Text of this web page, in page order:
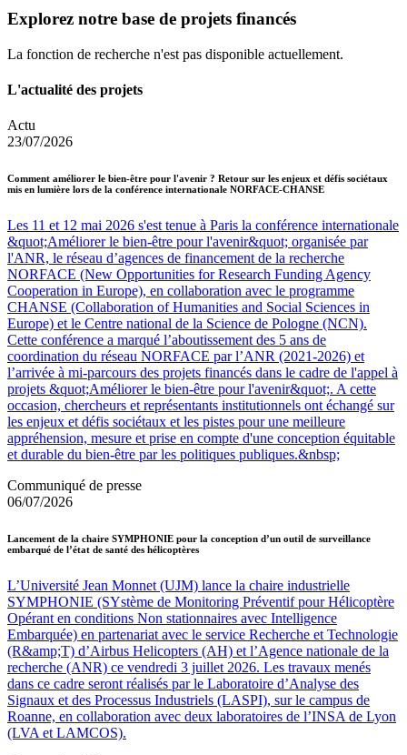
Explorez notre base de projets financés
La fonction de recherche n'est pas disponible actuellement.
L'actualité des projets
Actu
23/07/2026
Comment améliorer le bien-être pour l'avenir ? Retour sur les enjeux et défis sociétaux
mis en lumière lors de la conférence internationale NORFACE-CHANSE
Les 11 et 12 mai 2026 s'est tenue à Paris la conférence internationale
&quot;Améliorer le bien-être pour l'avenir&quot; organisée par
l'ANR, le réseau d’agences de financement de la recherche
NORFACE (New Opportunities for Research Funding Agency
Cooperation in Europe), en collaboration avec le programme
CHANSE (Collaboration of Humanities and Social Sciences in
Europe) et le Centre national de la Science de Pologne (NCN).
Cette conférence a marqué l’aboutissement des 5 ans de
coordination du réseau NORFACE par l’ANR (2021-2026) et
l’arrivée à mi-parcours des projets financés dans le cadre de l'appel à
projets &quot;Améliorer le bien-être pour l'avenir&quot;. A cette
occasion, chercheurs et représentants institutionnels ont échangé sur
les enjeux et défis sociétaux et les pistes pour une meilleure
appréhension, mesure et prise en compte d'une conception équitable
et durable du bien-être par les politiques publiques.&nbsp;
Communiqué de presse
06/07/2026
Lancement de la chaire SYMPHONIE pour la conception d’un outil de surveillance
embarqué de l’état de santé des hélicoptères
L’Université Jean Monnet (UJM) lance la chaire industrielle
SYMPHONIE (SYstème de Monitoring Préventif pour Hélicoptère
Opérant en conditions Non stationnaires avec Intelligence
Embarquée) en partenariat avec le service Recherche et Technologie
(R&amp;T) d’Airbus Helicopters (AH) et l’Agence nationale de la
recherche (ANR) ce vendredi 3 juillet 2026. Les travaux menés
dans ce cadre seront réalisés par le Laboratoire d’Analyse des
Signaux et des Processus Industriels (LASPI), sur le campus de
Roanne, en collaboration avec deux laboratoires de l’INSA de Lyon
(LVA et LAMCOS).